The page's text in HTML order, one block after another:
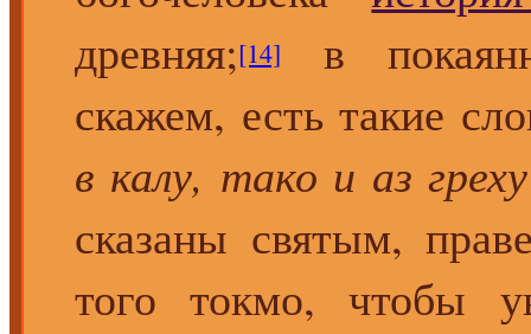
древняя;[14]
в
скажем, есть такие
в калу, тако и аз
сказаны святым,
того токмо, чтобы